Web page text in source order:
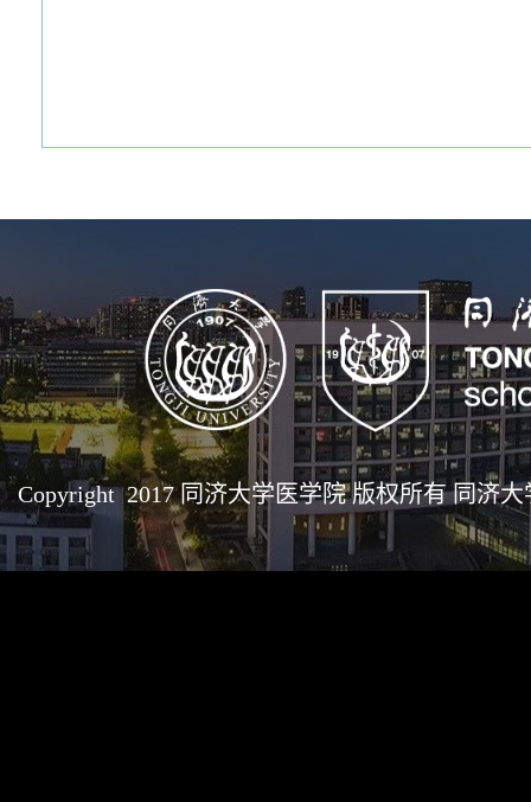
Copyright 2017 同济大学医学院 版权所有 同济